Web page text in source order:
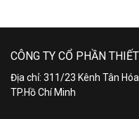
CÔNG TY CỔ PHẦN
Địa chỉ: 311/23 Kênh Tân
TP.Hồ Chí Minh